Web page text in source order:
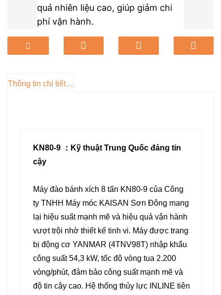
quả nhiên liệu cao, giúp giảm chi
phí vận hành.
Được trang bị hệ thống thủy lực
INLINE tiên tiến của Đức, máy đảm
và chính xác, vận hành trơn tru và
Được thiết kế để có khả năng di
thước nhỏ gọn và khả năng leo
dốc cao 70°, cùng với hệ thống di
chuyển hai tốc độ dành cho các
địa hình đầy thử thách. Buồng lái
có điều hòa, tiện dụng giúp giảm
mệt mỏi cho người vận hành và hỗ
trợ thời gian làm việc dài một cách
thoải mái.
Thông tin chi tiết sản phẩm
KN80-9 ：Kỹ thuật Trung Quốc đáng tin
cậy
Máy đào bánh xích 8 tấn KN80-9 của Công
ty TNHH Máy móc KAISAN Sơn Đông mang
lại hiệu suất mạnh mẽ và hiệu quả vận hành
vượt trội nhờ thiết kế tinh vi. Máy được trang
bị động cơ YANMAR (4TNV98T) nhập khẩu
công suất 54,3 kW, tốc độ vòng tua 2.200
vòng/phút, đảm bảo công suất mạnh mẽ và
độ tin cậy cao. Hệ thống thủy lực INLINE tiên